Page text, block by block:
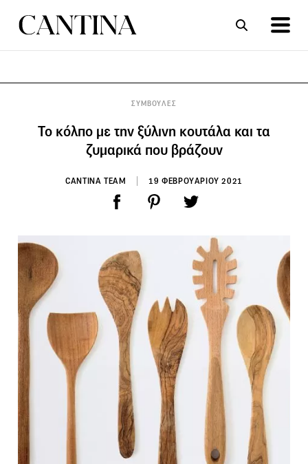
ΣΥΜΒΟΥΛΕΣ
Το κόλπο με την ξύλινη κουτάλα και τα
ζυμαρικά που βράζουν
CANTINA TEAM 19 ΦΕΒΡΟΥΑΡΙΟΥ 2021